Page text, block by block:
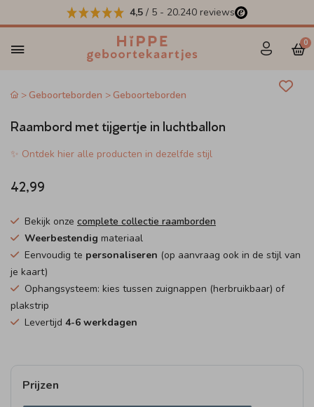
4,5 / 5 - 20.240 reviews
0
Geboorteborden Geboorteborden
Raambord met tijgertje in luchtballon
✨ Ontdek hier alle producten in dezelfde stijl
42,99
Bekijk onze complete collectie raamborden
Weerbestendig materiaal
Eenvoudig te personaliseren (op aanvraag ook in de stijl van
je kaart)
Ophangsysteem: kies tussen zuignappen (herbruikbaar) of
plakstrip
Levertijd 4-6 werkdagen
Prijzen